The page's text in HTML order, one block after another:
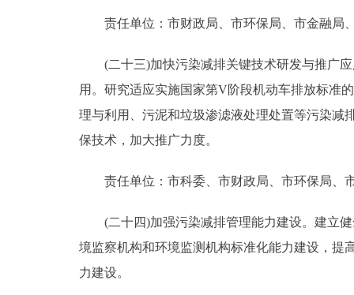
责任单位：市财政局、市环保局、市金融局
(二十三)加快污染减排关键技术研发与推广应
用。研究适应实施国家第V阶段机动车排放标准
理与利用、污泥和垃圾渗滤液处理处置等污染减
保技术，加大推广力度。
责任单位：市科委、市财政局、市环保局、
(二十四)加强污染减排管理能力建设。建立健
境监察机构和环境监测机构标准化能力建设，提
力建设。